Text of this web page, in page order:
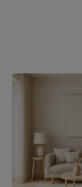
Gracias a su
y polímeros